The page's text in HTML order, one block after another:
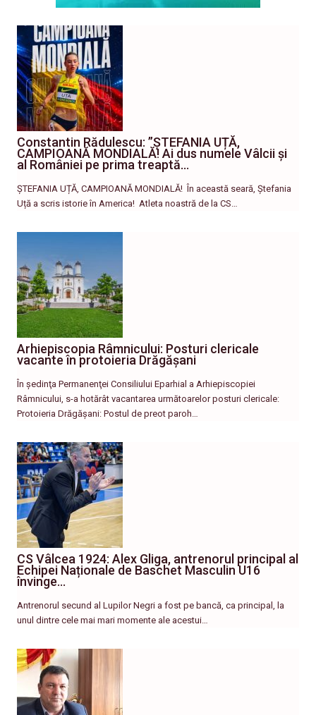
Constantin Rădulescu: ”ȘTEFANIA UȚĂ,
CAMPIOANĂ MONDIALĂ! Ai dus numele Vâlcii și
al României pe prima treaptă…
ȘTEFANIA UȚĂ, CAMPIOANĂ MONDIALĂ! ​În această seară, Ștefania
Uță a scris istorie în America! ​ Atleta noastră de la CS…
Arhiepiscopia Râmnicului: Posturi clericale
vacante în protoieria Drăgășani
În şedinţa Permanenţei Consiliului Eparhial a Arhiepiscopiei
Râmnicului, s-a hotărât vacantarea următoarelor posturi clericale:
Protoieria Drăgășani: Postul de preot paroh…
CS Vâlcea 1924: Alex Gliga, antrenorul principal al
Echipei Naționale de Baschet Masculin U16
învinge…
Antrenorul secund al Lupilor Negri a fost pe bancă, ca principal, la
unul dintre cele mai mari momente ale acestui…